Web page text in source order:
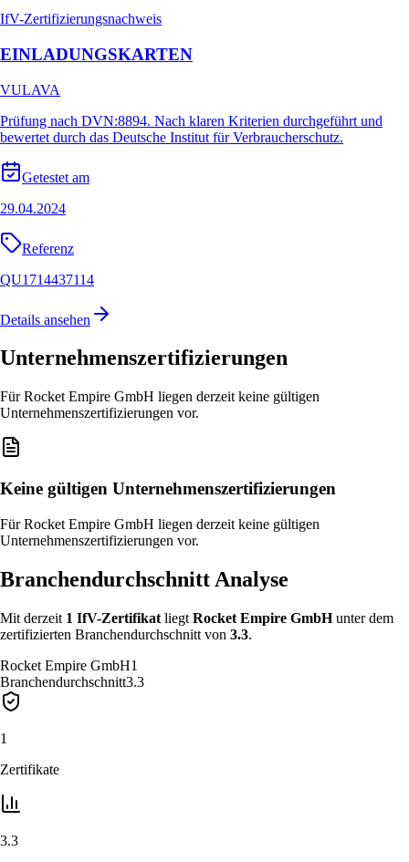
IfV-Zertifizierungsnachweis
EINLADUNGSKARTEN
VULAVA
Prüfung nach DVN:8894. Nach klaren Kriterien durchgeführt und
bewertet durch das Deutsche Institut für Verbraucherschutz.
Getestet am
29.04.2024
Referenz
QU1714437114
Details ansehen
Unternehmenszertifizierungen
Für Rocket Empire GmbH liegen derzeit keine gültigen
Unternehmenszertifizierungen vor.
Keine gültigen Unternehmenszertifizierungen
Für Rocket Empire GmbH liegen derzeit keine gültigen
Unternehmenszertifizierungen vor.
Branchendurchschnitt Analyse
Mit derzeit 1 IfV-Zertifikat liegt Rocket Empire GmbH unterdem
zertifizierten Branchendurchschnitt von 3.3.
Rocket Empire GmbH1
Branchendurchschnitt3.3
1
Zertifikate
3.3